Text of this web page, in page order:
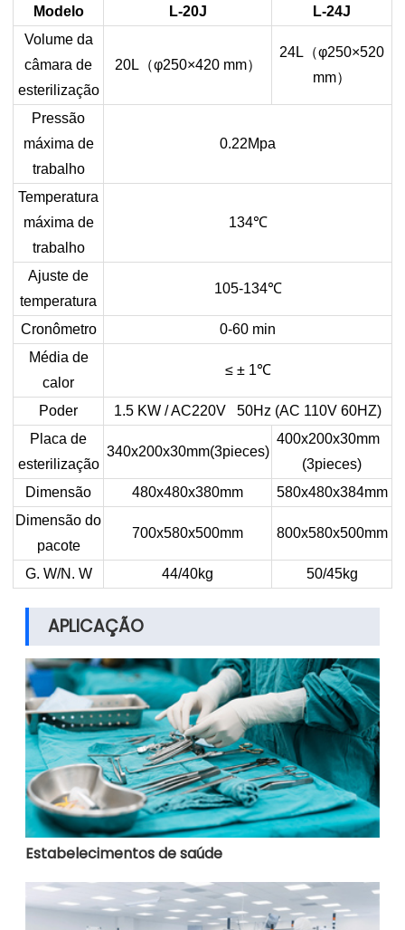
Modelo L-20J
L-24J
Volume da
câmara de
esterilização
20L （φ250×420 mm）
24L （φ250×520
mm）
Pressão
máxima de
trabalho
0.22Mpa
Temperatura
máxima de
trabalho
134℃
Ajuste de
temperatura
105-134℃
Cronômetro
0-60 min
Média de
calor
≤ ± 1℃
Poder
1.5 KW / AC220V 50Hz (AC 110V 60HZ)
Placa de
esterilização
340x200x30mm(3pieces)
400x200x30mm
(3pieces)
Dimensão
480x480x380mm
580x480x384mm
Dimensão do
pacote
700x580x500mm 800x580x500mm
G. W/N. W 44/40kg 50/45kg
APLICAÇÃO
Estabelecimentos de saúde